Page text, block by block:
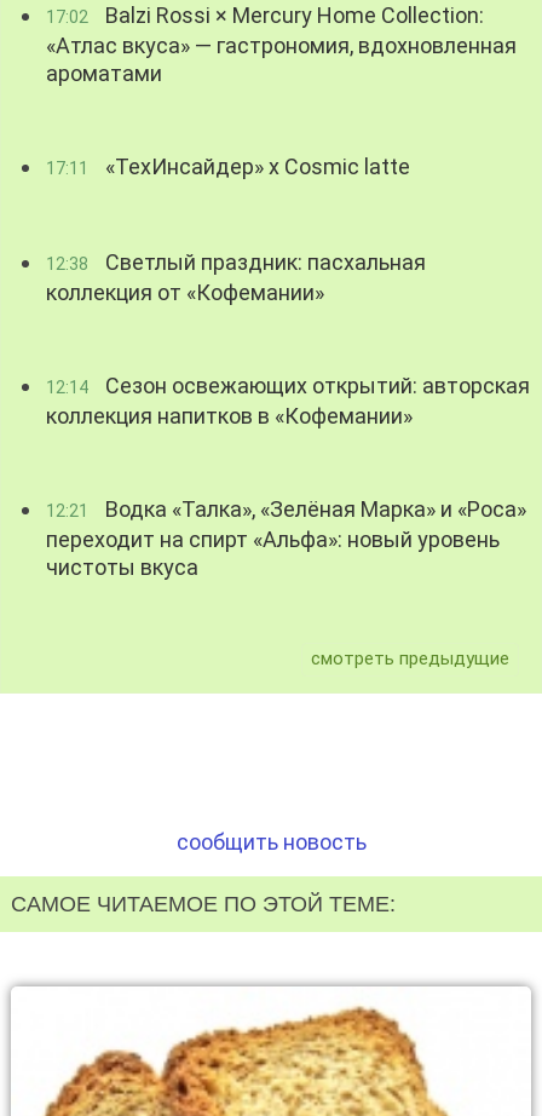
17:02
Balzi Rossi × Mercury Home Collection:
«Атлас вкуса» — гастрономия, вдохновленная
ароматами
17:11 «ТехИнсайдер» х Cosmic latte
12:38
Светлый праздник: пасхальная
коллекция от «Кофемании»
12:14
Сезон освежающих открытий: авторская
коллекция напитков в «Кофемании»
12:21
Водка «Талка», «Зелёная Марка» и «Роса»
переходит на спирт «Альфа»: новый уровень
чистоты вкуса
смотреть предыдущие
сообщить новость
САМОЕ ЧИТАЕМОЕ ПО ЭТОЙ ТЕМЕ: